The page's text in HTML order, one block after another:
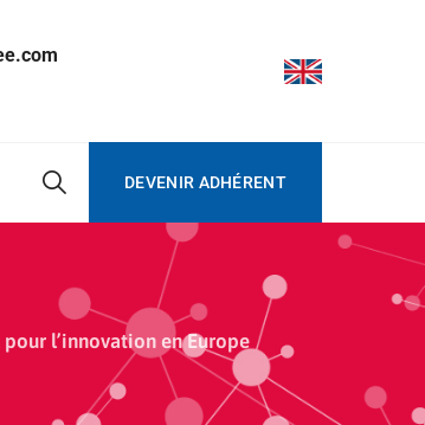
DEVENIR ADHÉRENT
l’innovation en Europe